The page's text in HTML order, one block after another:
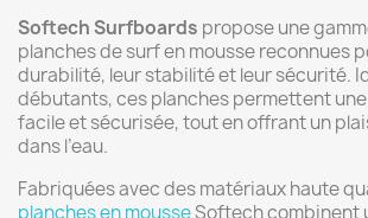
Softech Surfboards propose une
planches de surf en mousse reconnues
durabilité, leur stabilité et leur sécurité.
débutants, ces planches permettent
facile et sécurisée, tout en offrant un
dans l’eau.
Fabriquées avec des matériaux haute
planches en mousseSoftech combinent